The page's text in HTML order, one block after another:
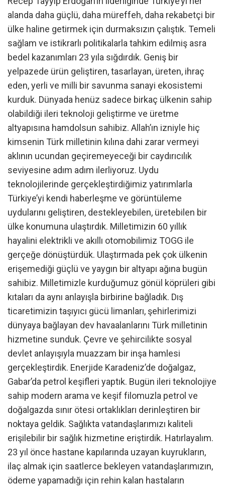
alanda daha güçlü, daha müreffeh, daha rekabetçi bir
ülke haline getirmek için durmaksızın çalıştık. Temeli
sağlam ve istikrarlı politikalarla tahkim edilmiş asra
bedel kazanımları 23 yıla sığdırdık. Geniş bir
yelpazede ürün geliştiren, tasarlayan, üreten, ihraç
eden, yerli ve milli bir savunma sanayi ekosistemi
kurduk. Dünyada henüz sadece birkaç ülkenin sahip
olabildiği ileri teknoloji geliştirme ve üretme
altyapısına hamdolsun sahibiz. Allah’ın izniyle hiç
kimsenin Türk milletinin kılına dahi zarar vermeyi
aklının ucundan geçiremeyeceği bir caydırıcılık
seviyesine adım adım ilerliyoruz. Uydu
teknolojilerinde gerçekleştirdiğimiz yatırımlarla
Türkiye’yi kendi haberleşme ve görüntüleme
uydularını geliştiren, destekleyebilen, üretebilen bir
ülke konumuna ulaştırdık. Milletimizin 60 yıllık
hayalini elektrikli ve akıllı otomobilimiz TOGG ile
gerçeğe dönüştürdük. Ulaştırmada pek çok ülkenin
erişemediği güçlü ve yaygın bir altyapı ağına bugün
sahibiz. Milletimizle kurduğumuz gönül köprüleri gibi
kıtaları da aynı anlayışla birbirine bağladık. Dış
ticaretimizin taşıyıcı gücü limanları, şehirlerimizi
dünyaya bağlayan dev havaalanlarını Türk milletinin
hizmetine sunduk. Çevre ve şehircilikte sosyal
devlet anlayışıyla muazzam bir inşa hamlesi
gerçekleştirdik. Enerjide Karadeniz’de doğalgaz,
Gabar’da petrol keşifleri yaptık. Bugün ileri teknolojiye
sahip modern arama ve keşif filomuzla petrol ve
doğalgazda sınır ötesi ortaklıkları derinleştiren bir
noktaya geldik. Sağlıkta vatandaşlarımızı kaliteli
erişilebilir bir sağlık hizmetine eriştirdik. Hatırlayalım.
23 yıl önce hastane kapılarında uzayan kuyrukların,
ilaç almak için saatlerce bekleyen vatandaşlarımızın,
ödeme yapamadığı için rehin kalan hastaların